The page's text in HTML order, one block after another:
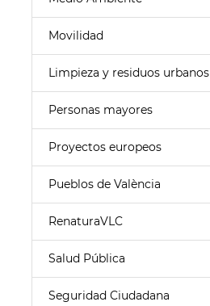
Movilidad
Limpieza y residuos urbanos
Personas mayores
Proyectos europeos
Pueblos de València
RenaturaVLC
Salud Pública
Seguridad Ciudadana